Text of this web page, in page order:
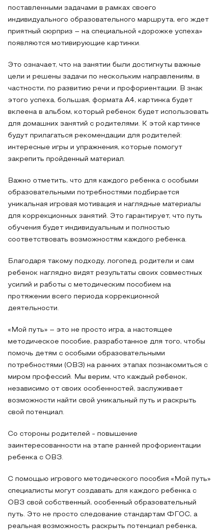
поставленными задачами в рамках своего
индивидуального образовательного маршрута, его ждет
приятный сюрприз – на специальной «дорожке успеха»
появляются мотивирующие картинки.
Это означает, что на занятии были достигнуты важные
цели и решены задачи по нескольким направлениям, в
частности, по развитию речи и профориентации. В знак
этого успеха, большая, формата А4, картинка будет
вклеена в альбом, который ребенок будет использовать
для домашних занятий с родителями. К этой картинке
будут прилагаться рекомендации для родителей:
интересные игры и упражнения, которые помогут
закрепить пройденный материал.
Важно отметить, что для каждого ребенка с особыми
образовательными потребностями подбирается
уникальная игровая мотивация и наглядные материалы
для коррекционных занятий. Это гарантирует, что путь
обучения будет индивидуальным и полностью
соответствовать возможностям каждого ребенка.
Благодаря такому подходу, логопед, родители и сам
ребенок наглядно видят результаты своих совместных
усилий и работы с методическим пособием на
протяжении всего периода коррекционной
деятельности.
«Мой путь» – это не просто игра, а настоящее
методическое пособие, разработанное для того, чтобы
помочь детям с особыми образовательными
потребностями (ОВЗ) на ранних этапах познакомиться с
миром профессий. Мы верим, что каждый ребенок,
независимо от своих особенностей, заслуживает
возможности найти свой уникальный путь и раскрыть
свой потенциал.
Со стороны родителей - повышение
заинтересованности на этапе ранней профориентации
ребенка с ОВЗ.
С помощью игрового методического пособия «Мой путь»
специалисты могут создавать для каждого ребенка с
ОВЗ свой собственный, особенный образовательный
путь. Это не просто следование стандартам ФГОС, а
реальная возможность раскрыть потенциал ребенка,